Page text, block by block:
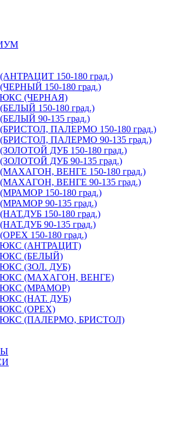
150-180 град.)
150-180 град.)
ЛЮКС (ЧЕРНАЯ)
150-180 град.)
90-135 град.)
ПАЛЕРМО 150-180 град.)
ПАЛЕРМО 90-135 град.)
ДУБ 150-180 град.)
ДУБ 90-135 град.)
ВЕНГЕ 150-180 град.)
ВЕНГЕ 90-135 град.)
150-180 град.)
90-135 град.)
150-180 град.)
90-135 град.)
150-180 град.)
ЛЮКС (АНТРАЦИТ)
ЛЮКС (БЕЛЫЙ)
ЛЮКС (ЗОЛ. ДУБ)
ЛЮКС (МАХАГОН, ВЕНГЕ)
ЛЮКС (МРАМОР)
ЛЮКС (НАТ. ДУБ)
ЛЮКС (ОРЕХ)
ЛЮКС (ПАЛЕРМО, БРИСТОЛ)